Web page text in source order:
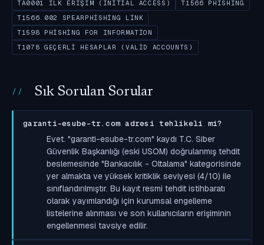
TA0001 İLK ERIŞIM (INITIAL ACCESS)
T1566 PHISHING
T1566.002 SPEARPHISHING LINK
T1598 PHISHING FOR INFORMATION
T1078 GEÇERLI HESAPLAR (VALID ACCOUNTS)
Sık Sorulan Sorular
garanti-esube-tr.com adresi tehlikeli mi?
Evet. "garanti-esube-tr.com" kaydı T.C. Siber
Güvenlik Başkanlığı (eski USOM) doğrulanmış tehdit
beslemesinde "Bankacılık - Oltalama" kategorisinde
yer almakta ve yüksek kritiklik seviyesi (4/10) ile
sınıflandırılmıştır. Bu kayıt resmi tehdit istihbaratı
olarak yayımlandığı için kurumsal engelleme
listelerine alınması ve son kullanıcıların erişiminin
engellenmesi tavsiye edilir.